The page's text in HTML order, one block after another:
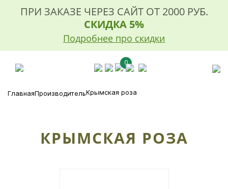
ПРИ ЗАКАЗЕ ЧЕРЕЗ САЙТ ОТ 2000 РУБ.
СКИДКА 5%
Подробнее про скидки
0
ГлавнаяПроизводительКрымская роза
КРЫМСКАЯ РОЗА